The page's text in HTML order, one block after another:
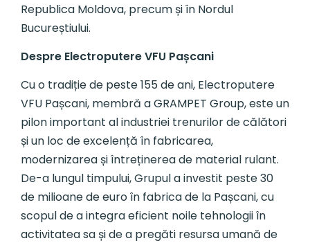
Republica Moldova, precum și în Nordul
Bucureștiului.
Despre Electroputere VFU Pașcani
Cu o tradiție de peste 155 de ani, Electroputere
VFU Pașcani, membră a GRAMPET Group, este un
pilon important al industriei trenurilor de călători
și un loc de excelență în fabricarea,
modernizarea și întreținerea de material rulant.
De-a lungul timpului, Grupul a investit peste 30
de milioane de euro în fabrica de la Pașcani, cu
scopul de a integra eficient noile tehnologii în
activitatea sa și de a pregăti resursa umană de